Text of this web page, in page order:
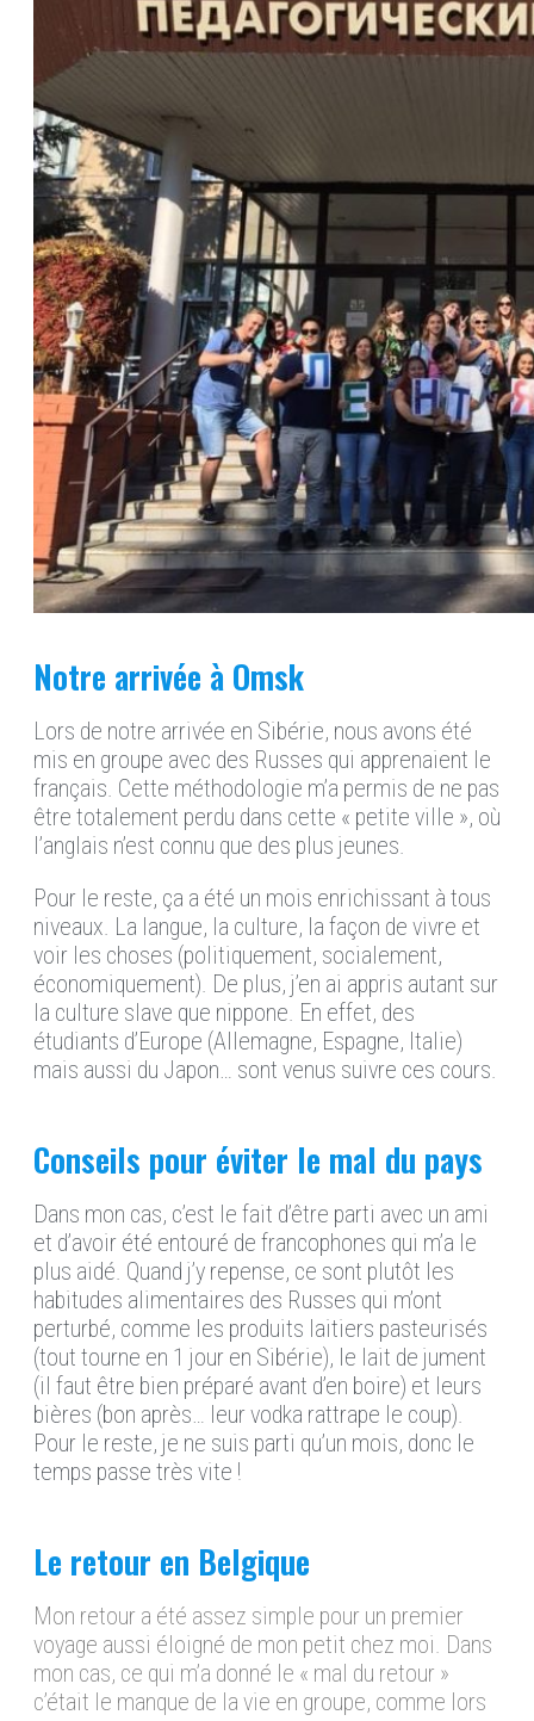
Notre arrivée à Omsk
Lors de notre arrivée en Sibérie, nous avons été
mis en groupe avec des Russes qui apprenaient le
français. Cette méthodologie m’a permis de ne pas
être totalement perdu dans cette « petite ville », où
l’anglais n’est connu que des plus jeunes.
Pour le reste, ça a été un mois enrichissant à tous
niveaux. La langue, la culture, la façon de vivre et
voir les choses (politiquement, socialement,
économiquement). De plus, j’en ai appris autant sur
la culture slave que nippone. En effet, des
étudiants d’Europe (Allemagne, Espagne, Italie)
mais aussi du Japon… sont venus suivre ces cours.
Conseils pour éviter le mal du pays
Dans mon cas, c’est le fait d’être parti avec un ami
et d’avoir été entouré de francophones qui m’a le
plus aidé. Quand j’y repense, ce sont plutôt les
habitudes alimentaires des Russes qui m’ont
perturbé, comme les produits laitiers pasteurisés
(tout tourne en 1 jour en Sibérie), le lait de jument
(il faut être bien préparé avant d’en boire) et leurs
bières (bon après… leur vodka rattrape le coup).
Pour le reste, je ne suis parti qu’un mois, donc le
temps passe très vite !
Le retour en Belgique
Mon retour a été assez simple pour un premier
voyage aussi éloigné de mon petit chez moi. Dans
mon cas, ce qui m’a donné le « mal du retour »
c’était le manque de la vie en groupe, comme lors